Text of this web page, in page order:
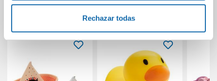
Rechazar todas
También podría gustarte...